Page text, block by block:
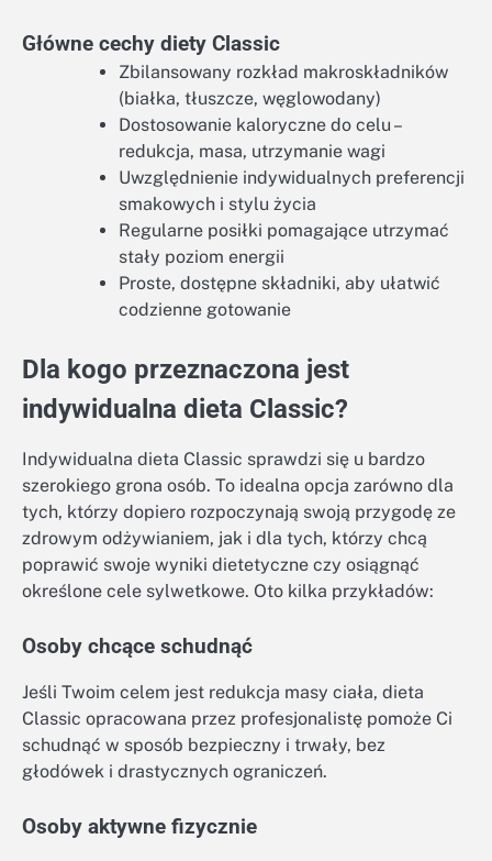
Główne cechy diety Classic
Zbilansowany rozkład makroskładników
(białka, tłuszcze, węglowodany)
Dostosowanie kaloryczne do celu –
redukcja, masa, utrzymanie wagi
Uwzględnienie indywidualnych preferencji
smakowych i stylu życia
Regularne posiłki pomagające utrzymać
stały poziom energii
Proste, dostępne składniki, aby ułatwić
codzienne gotowanie
Dla kogo przeznaczona jest
indywidualna dieta Classic?
Indywidualna dieta Classic sprawdzi się u bardzo
szerokiego grona osób. To idealna opcja zarówno dla
tych, którzy dopiero rozpoczynają swoją przygodę ze
zdrowym odżywianiem, jak i dla tych, którzy chcą
poprawić swoje wyniki dietetyczne czy osiągnąć
określone cele sylwetkowe. Oto kilka przykładów:
Osoby chcące schudnąć
Jeśli Twoim celem jest redukcja masy ciała, dieta
Classic opracowana przez profesjonalistę pomoże Ci
schudnąć w sposób bezpieczny i trwały, bez
głodówek i drastycznych ograniczeń.
Osoby aktywne fizycznie